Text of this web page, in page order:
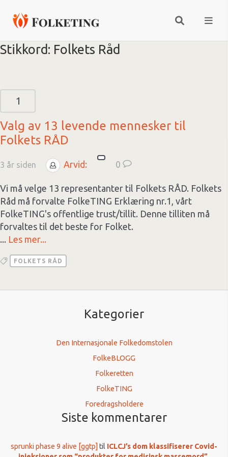
Stikkord: Folkets Råd
1
Valg av 13 levende mennesker til
Folkets RÅD
3 år siden Arvid: 0
Vi må velge 13 representanter til Folkets RÅD. Folkets
Råd må forvalte FolkeTING Erklæring nr.1, vårt
FolkeTING's offentlige trust/tillit. Denne tilliten må
forvaltes til det beste for Folket.
... Les mer...
FOLKETS RÅD
Kategorier
Den Internasjonale Folkedomstolen
FolkeBLOGG
Folkeretten
FolkeTING
Foredragsholdere
Siste kommentarer
sprunki phase 9 alive [ggtp] til ICLCJ’s dom klassifiserer Covid-